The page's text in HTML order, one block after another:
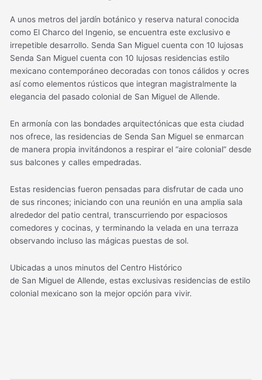
A unos metros del jardín botánico y reserva natural conocida
como El Charco del Ingenio, se encuentra este exclusivo e
irrepetible desarrollo. Senda San Miguel cuenta con 10 lujosas
Senda San Miguel cuenta con 10 lujosas residencias estilo
mexicano contemporáneo decoradas con tonos cálidos y ocres
así como elementos rústicos que integran magistralmente la
elegancia del pasado colonial de San Miguel de Allende.
En armonía con las bondades arquitectónicas que esta ciudad
nos ofrece, las residencias de Senda San Miguel se enmarcan
de manera propia invitándonos a respirar el “aire colonial” desde
sus balcones y calles empedradas.
Estas residencias fueron pensadas para disfrutar de cada uno
de sus rincones; iniciando con una reunión en una amplia sala
alrededor del patio central, transcurriendo por espaciosos
comedores y cocinas, y terminando la velada en una terraza
observando incluso las mágicas puestas de sol.
Ubicadas a unos minutos del Centro Histórico
de San Miguel de Allende, estas exclusivas residencias de estilo
colonial mexicano son la mejor opción para vivir.